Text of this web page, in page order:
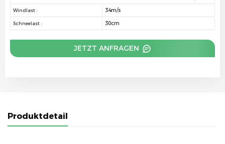
Windlast : 34m/s
Schneelast : 30cm
JETZT ANFRAGEN
Produktdetail